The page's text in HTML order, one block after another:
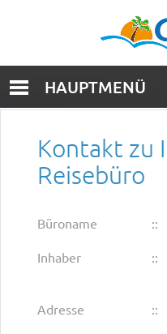
HAUPTMENÜ
Kontakt zu
Reisebüro
Büroname ::
Inhaber ::
Adresse ::